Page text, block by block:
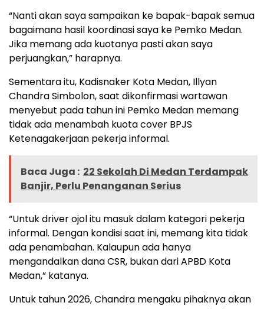
“Nanti akan saya sampaikan ke bapak-bapak semua
bagaimana hasil koordinasi saya ke Pemko Medan.
Jika memang ada kuotanya pasti akan saya
perjuangkan,” harapnya.
Sementara itu, Kadisnaker Kota Medan, Illyan
Chandra Simbolon, saat dikonfirmasi wartawan
menyebut pada tahun ini Pemko Medan memang
tidak ada menambah kuota cover BPJS
Ketenagakerjaan pekerja informal.
Baca Juga : 22 Sekolah Di Medan Terdampak
Banjir, Perlu Penanganan Serius
“Untuk driver ojol itu masuk dalam kategori pekerja
informal. Dengan kondisi saat ini, memang kita tidak
ada penambahan. Kalaupun ada hanya
mengandalkan dana CSR, bukan dari APBD Kota
Medan,” katanya.
Untuk tahun 2026, Chandra mengaku pihaknya akan